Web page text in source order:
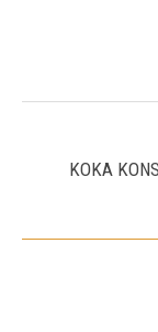
KOKA